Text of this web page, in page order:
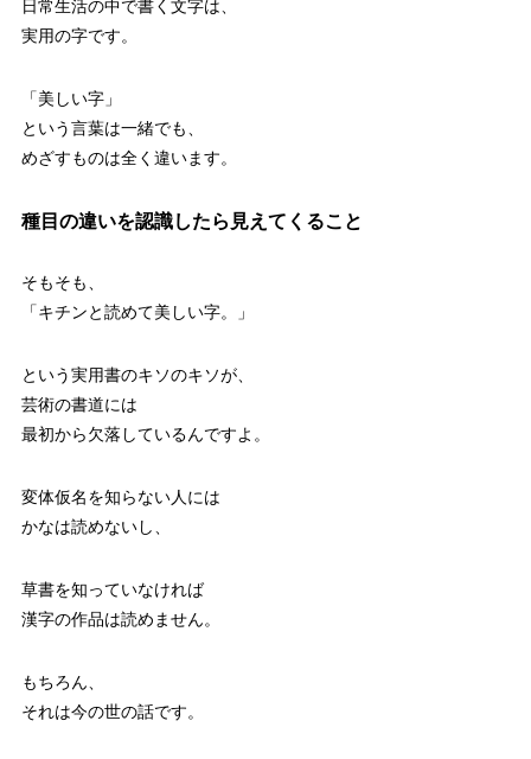
日常生活の中で書く文字は、
実用の字です。
「美しい字」
という言葉は一緒でも、
めざすものは全く違います。
種目の違いを認識したら見えてくること
そもそも、
「キチンと読めて美しい字。」
という実用書のキソのキソが、
芸術の書道には
最初から欠落しているんですよ。
変体仮名を知らない人には
かなは読めないし、
草書を知っていなければ
漢字の作品は読めません。
もちろん、
それは今の世の話です。